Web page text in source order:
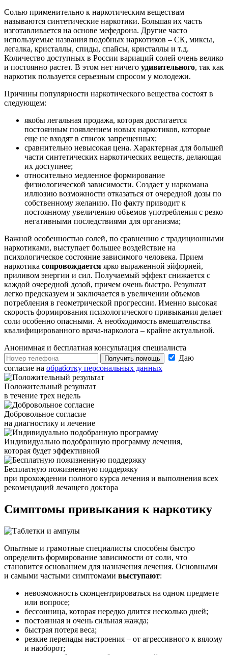
Солью применительно к наркотическим веществам
называются синтетические наркотики. Большая их часть
изготавливается на основе мефедрона. Другие часто
используемые названия подобных наркотиков – СК, миксы,
легалка, кристаллы, спиды, спайсы, кристаллы и т.д.
Количество доступных в России вариаций солей очень велико
и постоянно растет. В этом нет ничего удивительного, так как
наркотик пользуется серьезным спросом у молодежи.
Причины популярности наркотического вещества состоят в
следующем:
якобы легальная продажа, которая достигается
постоянным появлением новых наркотиков, которые
еще не входят в список запрещенных;
сравнительно невысокая цена. Характерная для большей
части синтетических наркотических веществ, делающая
их доступнее;
относительно медленное формирование
физиологической зависимости. Создает у наркомана
иллюзию возможности отказаться от очередной дозы по
собственному желанию. По факту приводит к
постоянному увеличению объемов употребления с резко
негативными последствиями для организма;
Важной особенностью солей, по сравнению с традиционными
наркотиками, выступает большее воздействие на
психологическое состояние зависимого человека. Прием
наркотика сопровождается ярко выраженной эйфорией,
приливом энергии и сил. Получаемый эффект снижается с
каждой очередной дозой, причем очень быстро. Результат
легко предсказуем и заключается в увеличении объемов
потребления в геометрической прогрессии. Именно высокая
скорость формирования психологического привыкания делает
соли особенно опасными. А необходимость вмешательства
квалифицированного врача-нарколога – крайне актуальной.
Анонимная и бесплатная консультация специалиста
Получить помощь
Даю
согласие на обработку персональных данных
Положительный результат
в течение трех недель
Добровольное согласие
на диагностику и лечение
Индивидуально подобранную программу лечения,
которая будет эффективной
Бесплатную пожизненную поддержку
при прохождении полного курса лечения и выполнения всех
рекомендаций лечащего доктора
Симптомы привыкания к наркотику
Опытные и грамотные специалисты способны быстро
определить формирование зависимости от соли, что
становится основанием для назначения лечения. Основными
и самыми частыми симптомами выступают:
невозможность сконцентрироваться на одном предмете
или вопросе;
бессонница, которая нередко длится несколько дней;
постоянная и очень сильная жажда;
быстрая потеря веса;
резкие перепады настроения – от агрессивного к вялому
и наоборот;